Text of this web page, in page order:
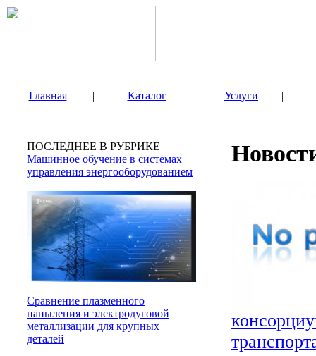
Главная | Каталог | Услуги |
ПОСЛЕДНЕЕ В РУБРИКЕ
Машинное обучение в системах
управления энергооборудованием
Сравнение плазменного
напыления и электродуговой
металлизации для крупных
деталей